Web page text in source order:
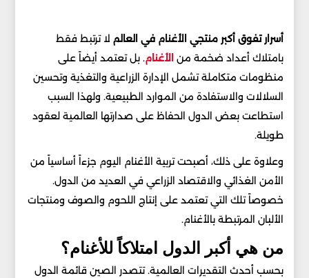
أسرار تفوق أكبر منتجي الأغنام في العالم لا ترتبط فقط
بامتلاك أعداد ضخمة من الأغنام. بل تعتمد أيضاً على
منظومات متكاملة تشمل الإدارة الزراعية والتغذية وتحسين
السلالات والاستفادة من الموارد الطبيعية. ولهذا السبب
استطاعت بعض الدول الحفاظ على صدارتها العالمية لعقود
طويلة.
وعلاوة على ذلك، أصبحت تربية الأغنام اليوم جزءاً أساسياً من
الأمن الغذائي والاقتصاد الزراعي في العديد من الدول.
خصوصاً تلك التي تعتمد على إنتاج اللحوم والصوف ومنتجات
الألبان المرتبطة بالأغنام.
من هي أكبر الدول امتلاكاً للأغنام؟
بحسب أحدث التقديرات العالمية. تتصدر الصين قائمة الدول